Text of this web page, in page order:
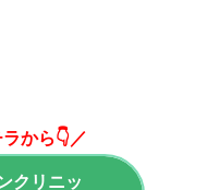
から👇／
クリニッ